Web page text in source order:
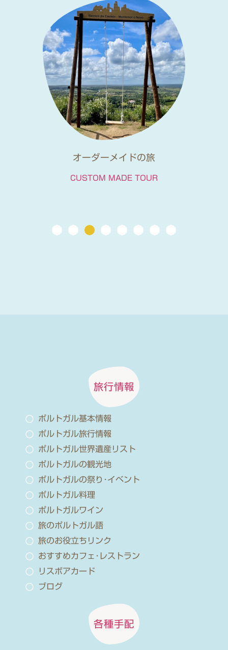
日本人ガイドと電車で行くツアー
TRAIN TOUR
旅行情報
ポルトガル基本情報
ポルトガル旅行情報
ポルトガル世界遺産リスト
ポルトガルの観光地
ポルトガルの祭り･イベント
ポルトガル料理
ポルトガルワイン
旅のポルトガル語
旅のお役立ちリンク
おすすめカフェ･レストラン
リスボアカード
ブログ
各種手配